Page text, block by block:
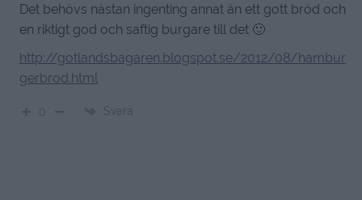
Det behövs nästan ingenting annat än ett gott bröd och
en riktigt god och saftig burgare till det 🙂
http://gotlandsbagaren.blogspot.se/2012/08/hambur
gerbrod.html
Svara